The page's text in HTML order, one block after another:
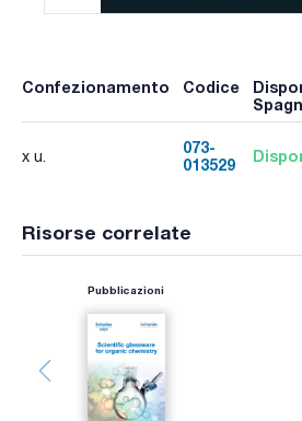
Confezionamento Codice
x u.
073-
013529
Risorse correlate
Pubblicazioni